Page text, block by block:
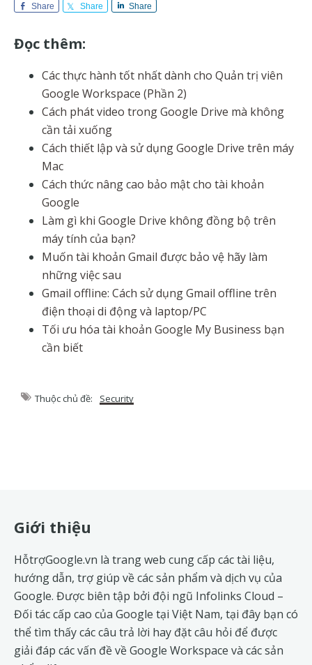
Share Share Share
Đọc thêm:
Các thực hành tốt nhất dành cho Quản trị viên
Google Workspace (Phần 2)
Cách phát video trong Google Drive mà không
cần tải xuống
Cách thiết lập và sử dụng Google Drive trên máy
Mac
Cách thức nâng cao bảo mật cho tài khoản
Google
Làm gì khi Google Drive không đồng bộ trên
máy tính của bạn?
Muốn tài khoản Gmail được bảo vệ hãy làm
những việc sau
Gmail offline: Cách sử dụng Gmail offline trên
điện thoại di động và laptop/PC
Tối ưu hóa tài khoản Google My Business bạn
cần biết
Thuộc chủ đề: Security
Footer
Giới thiệu
HỗtrợGoogle.vn là trang web cung cấp các tài liệu,
hướng dẫn, trợ giúp về các sản phẩm và dịch vụ của
Google. Được biên tập bởi đội ngũ Infolinks Cloud –
Đối tác cấp cao của Google tại Việt Nam, tại đây bạn có
thể tìm thấy các câu trả lời hay đặt câu hỏi để được
giải đáp các vấn đề vềGoogle Workspace và các sản